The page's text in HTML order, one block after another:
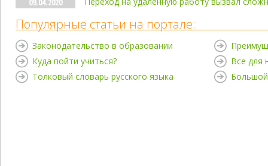
Популярные статьи на портале:
Законодательство в образовании
Куда пойти учиться?
Толковый словарь русского языка
Все для
Большой